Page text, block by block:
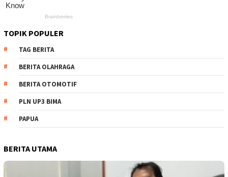
TOPIK POPULER
TAG BERITA
BERITA OLAHRAGA
BERITA OTOMOTIF
PLN UP3 BIMA
PAPUA
BERITA UTAMA